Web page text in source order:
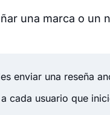
una marca o un
enviar una reseña
cada usuario que